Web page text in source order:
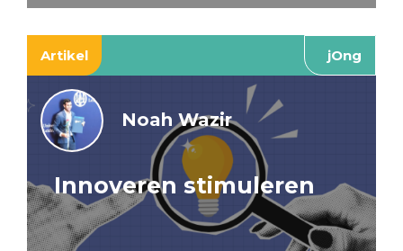
Artikel jOng
Noah Wazir
Innoveren stimuleren